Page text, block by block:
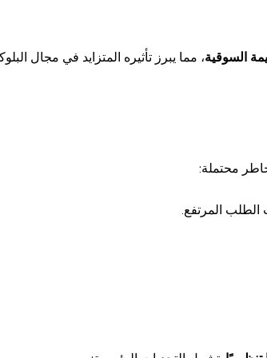
السوقية، مما يبرز تأثيره المتزايد في مجال
محتملة:
المرتفع.